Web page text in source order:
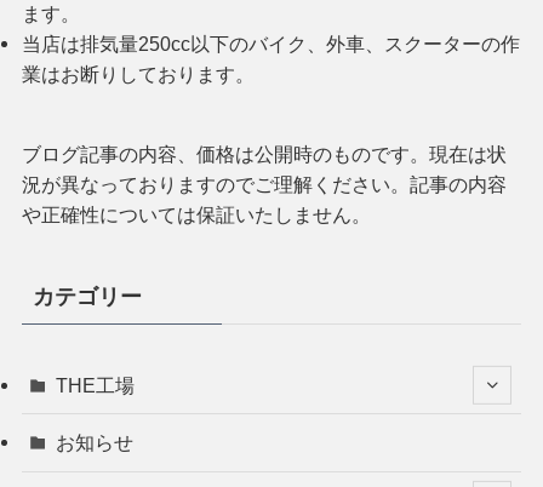
ます。
当店は排気量250cc以下のバイク、外車、スクーターの作
業はお断りしております。
ブログ記事の内容、価格は公開時のものです。現在は状
況が異なっておりますのでご理解ください。記事の内容
や正確性については保証いたしません。
カテゴリー
THE工場
お知らせ